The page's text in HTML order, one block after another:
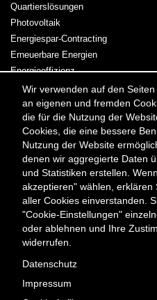
Wir verwenden auf den
an eigenen und fremden
die für die Nutzung der
Cookies, die eine bessere
Nutzung der Website
denen wir aggregierte Daten
und Statistiken erstellen.
akzeptieren" wählen, erklären
aller Cookies einverstanden.
"Cookie-Einstellungen"
oder ablehnen und Ihre
widerrufen.
Datenschutz
Impressum
Quartierslösungen
Photovoltaik
Energiespar-Contracting
Erneuerbare Energien
Energieeffizienz
Kraft-Wärme-Kopplung
Strom & Wärme
Meta
Menü
Kontakt Presse & Medien
Newsletter
Kontakt
Berliner Energieagentur GmbH
Fasanenstraße 85
10623 Berlin
office@berliner-e-agentur.de